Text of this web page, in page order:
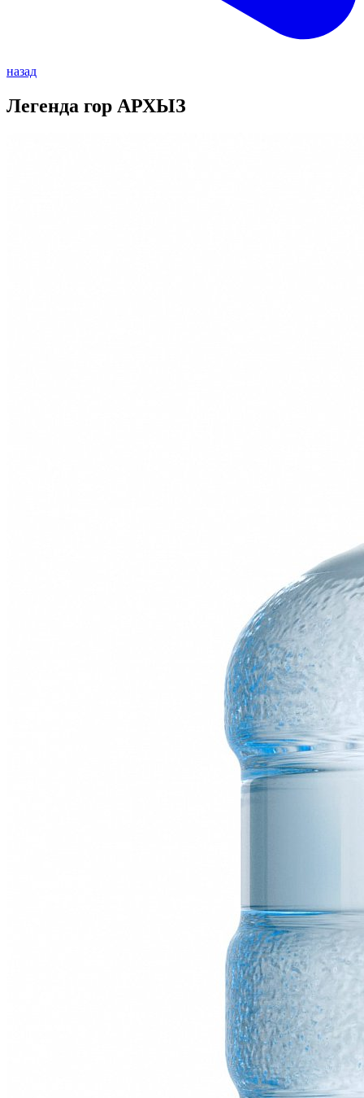
назад
Легенда гор АРХЫЗ